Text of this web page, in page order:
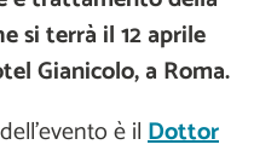
si terrà il 12 aprile
Gianicolo, a Roma.
è ilDottor